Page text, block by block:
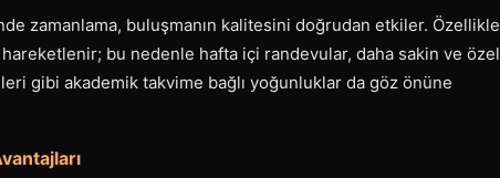
zamanlama, buluşmanın kalitesini doğrudan etkiler. Özellikle
bu nedenle hafta içi randevular, daha sakin ve özel
gibi akademik takvime bağlı yoğunluklar da göz önüne